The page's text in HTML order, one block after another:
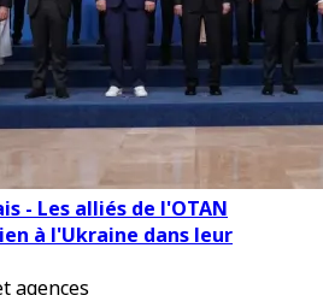
- Les alliés de l'OTAN
à l'Ukraine dans leur
agences